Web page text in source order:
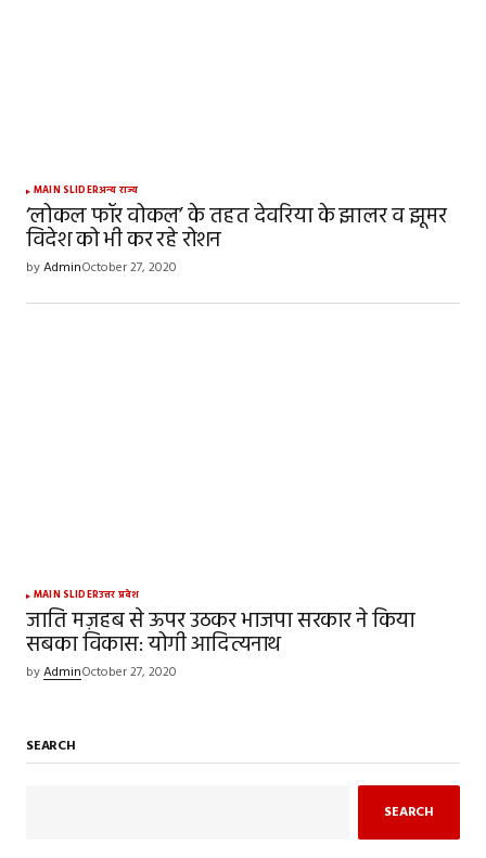
MAIN SLIDERअन्य राज्य
‘लोकल फॉर वोकल’ के तहत देवरिया के झालर व झूमर
विदेश को भी कर रहे रोशन
byAdminOctober 27, 2020
MAIN SLIDERउत्तर प्रदेश
जाति मज़हब से ऊपर उठकर भाजपा सरकार ने किया
सबका विकास: योगी आदित्यनाथ
byAdminOctober 27, 2020
SEARCH
SEARCH